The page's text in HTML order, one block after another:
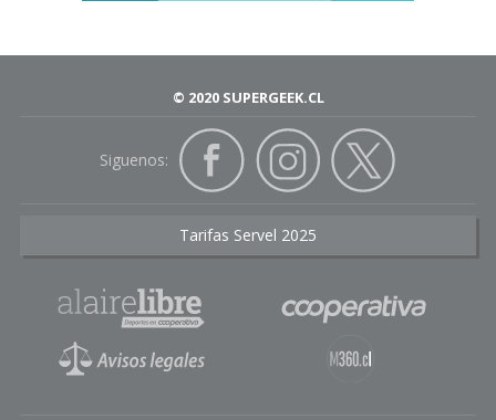
© 2020 SUPERGEEK.CL
Siguenos:
Tarifas Servel 2025